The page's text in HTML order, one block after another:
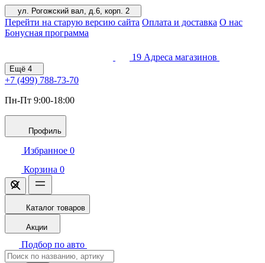
ул. Рогожский вал, д.6, корп. 2
Перейти на старую версию сайта Оплата и доставка О нас
Бонусная программа
19 Адреса магазинов
Ещё 4
+7 (499) 788-73-70
Пн-Пт 9:00-18:00
Профиль
Избранное 0
Корзина 0
Каталог товаров
Акции
Подбор по авто